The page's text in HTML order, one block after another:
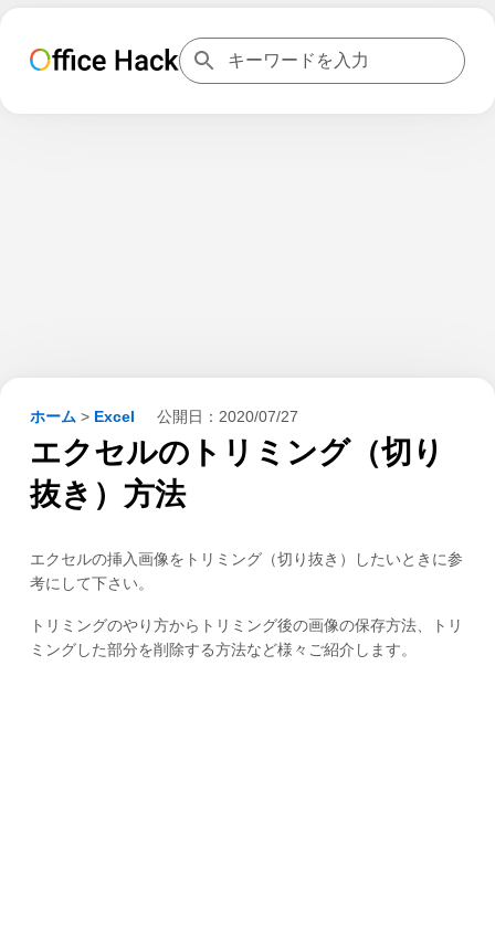
ホーム > Excel 公開日： 2020/07/27
エクセルのトリミング（切り
抜き）方法
エクセルの挿入画像をトリミング（切り抜き）したいときに参
考にして下さい。
トリミングのやり方からトリミング後の画像の保存方法、トリ
ミングした部分を削除する方法など様々ご紹介します。